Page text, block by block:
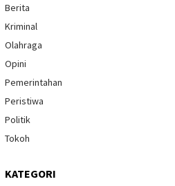
Berita
Kriminal
Olahraga
Opini
Pemerintahan
Peristiwa
Politik
Tokoh
KATEGORI